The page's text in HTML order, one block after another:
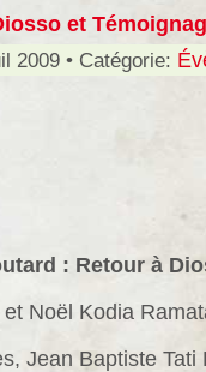
et
2009 • Catégorie:
: Retour à
Noël Kodia
Jean Baptiste